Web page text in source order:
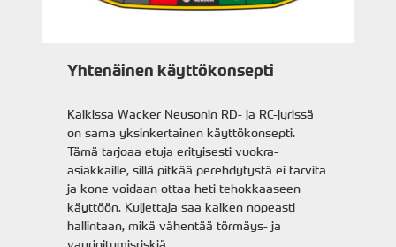
Yhtenäinen käyttökonsepti
Kaikissa Wacker Neusonin RD- ja RC-jyrissä
on sama yksinkertainen käyttökonsepti.
Tämä tarjoaa etuja erityisesti vuokra-
asiakkaille, sillä pitkää perehdytystä ei tarvita
ja kone voidaan ottaa heti tehokkaaseen
käyttöön. Kuljettaja saa kaiken nopeasti
hallintaan, mikä vähentää törmäys- ja